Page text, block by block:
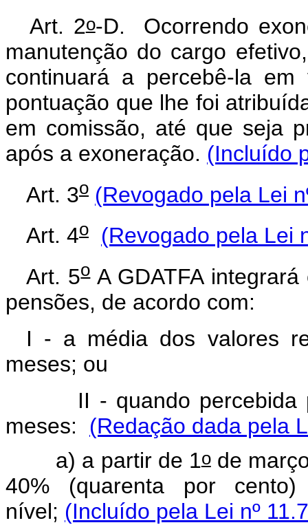
Art. 2o-D. Ocorrendo
manutenção do cargo
continuará a percebê-la
pontuação que lhe foi
em comissão, até que seja
após a exoneração. (Incluído
Art. 3o (Revogado pela Lei
Art. 4o
(Revogado pela Lei
Art. 5oA GDATFA
pensões, de acordo com:
I - a média dos valores
meses; ou
II - quando percebida
meses: (Redação dada pela
a) a partir de 1ode
40% (quarenta por
nível; (Incluído pela Lei nº